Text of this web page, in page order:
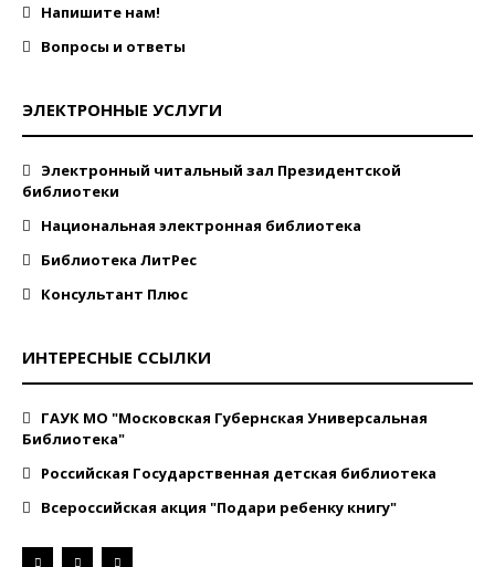
Напишите нам!
Вопросы и ответы
ЭЛЕКТРОННЫЕ УСЛУГИ
Электронный читальный зал Президентской
библиотеки
Национальная электронная библиотека
Библиотека ЛитРес
Консультант Плюс
ИНТЕРЕСНЫЕ ССЫЛКИ
ГАУК МО "Московская Губернская Универсальная
Библиотека"
Российская Государственная детская библиотека
Всероссийская акция "Подари ребенку книгу"